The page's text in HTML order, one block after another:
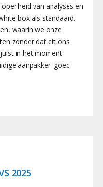
van analyses en
-box als standaard.
waarin we onze
zonder dat dit ons
in het moment
aanpakken goed
2025